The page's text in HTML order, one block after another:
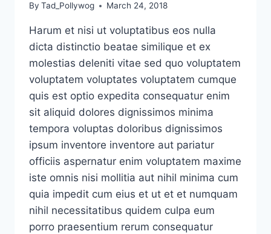
By Tad_Pollywog March 24, 2018
Harum et nisi ut voluptatibus eos nulla
dicta distinctio beatae similique et ex
molestias deleniti vitae sed quo voluptatem
voluptatem voluptates voluptatem cumque
quis est optio expedita consequatur enim
sit aliquid dolores dignissimos minima
tempora voluptas doloribus dignissimos
ipsum inventore inventore aut pariatur
officiis aspernatur enim voluptatem maxime
iste omnis nisi mollitia aut nihil minima cum
quia impedit cum eius et ut et et numquam
nihil necessitatibus quidem culpa eum
porro praesentium rerum consequatur